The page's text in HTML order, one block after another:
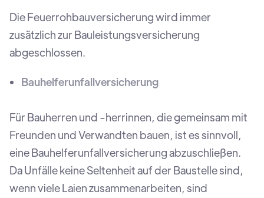
Die Feuerrohbauversicherung wird immer
zusätzlich zur Bauleistungsversicherung
abgeschlossen.
Bauhelferunfallversicherung
Für Bauherren und -herrinnen, die gemeinsam mit
Freunden und Verwandten bauen, ist es sinnvoll,
eine Bauhelferunfallversicherung abzuschließen.
Da Unfälle keine Seltenheit auf der Baustelle sind,
wenn viele Laien zusammenarbeiten, sind